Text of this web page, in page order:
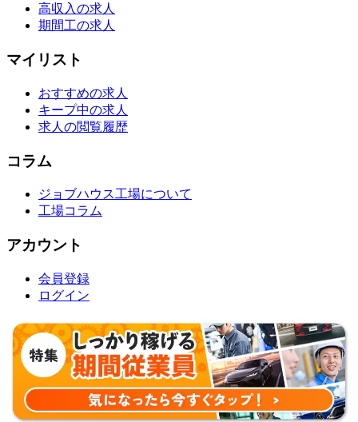
高収入の求人
期間工の求人
マイリスト
おすすめの求人
キープ中の求人
求人の閲覧履歴
コラム
ジョブハウス工場について
工場コラム
アカウント
会員登録
ログイン